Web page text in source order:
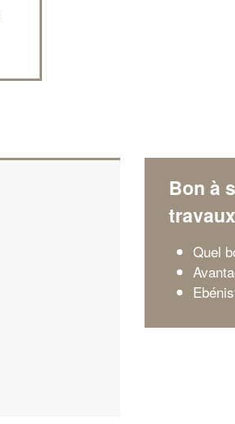
Bon à
travaux
Quel